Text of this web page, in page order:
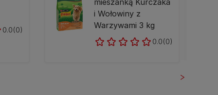
0.0(0)
mieszanką Kurczaka
i Wołowiny z
Warzywami 3 kg
0.0(0)